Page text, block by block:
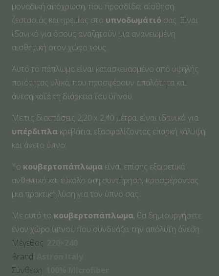
μοναδική απόχρωση, που προσδίδει αίσθηση
ζεστασιάς και ηρεμίας στο υπνοδωμάτιό σας. Είναι
ιδανικό για όσους αναζητούν μια ανανεωμένη
αισθητική στον χώρο τους.
Αυτό το πάπλωμα είναι κατασκευασμένο από υψηλής
ποιότητας υλικά, που προσφέρουν απαλότητα και
άνεση κατά τη διάρκεια του ύπνου.
Με τις διαστάσεις 2,20 x 2,40 μέτρα, είναι ιδανικό για
υπέρδιπλα κρεβάτια, εξασφαλίζοντας επαρκή κάλυψη
και άνετο ύπνο.
Το κουβερτοπάπλωμα είναι επίσης εξαιρετικά
ανθεκτικό και εύκολο στη συντήρηση, προσφέροντας
μια πρακτική λύση για τον ύπνο σας.
Με αυτό το κουβερτοπάπλωμα, θα δημιουργήσετε
έναν χώρο ύπνου που συνδυάζει την απόλυτη άνεση.
Μέγεθος:
Brand:
Σύνθεση: